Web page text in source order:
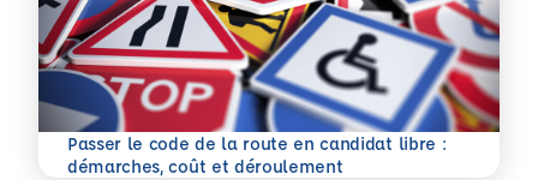
Passer le code de la route en candidat libre :
démarches, coût et déroulement
En savoir plus